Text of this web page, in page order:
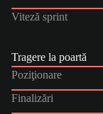
Viteză sprint
Tragere la poartă
Poziţionare
Finalizări